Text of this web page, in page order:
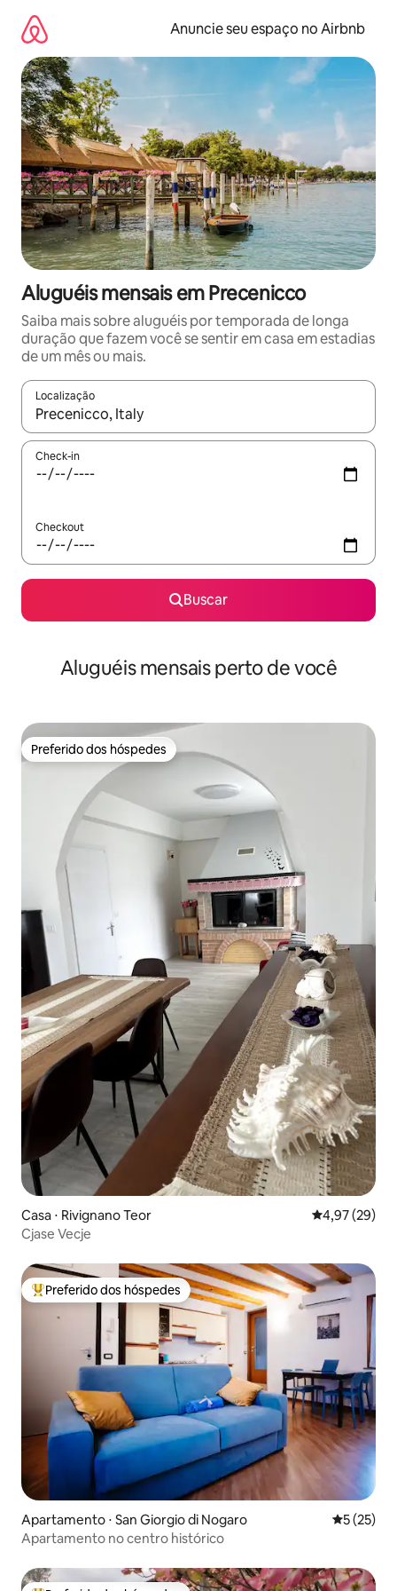
para
conteúdo
Anuncie seu espaço no Airbnb
Aluguéis mensais em Precenicco
Saiba mais sobre aluguéis por temporada de longa
duração que fazem você se sentir em casa em estadias
de um mês ou mais.
Localização
Quando os resultados estiverem disponíveis, explore-os
Check-in
Checkout
Buscar
Aluguéis mensais perto de você
Preferido dos hóspedes
Preferido dos hóspedes
Casa ⋅ Rivignano Teor 4,97 de uma
4,97 (29)
Cjase Vecje
Entre os melhores preferidos dos hóspedes
Preferido dos hóspedes
Apartamento ⋅ San Giorgio di Nogaro 5 de uma
5 (25)
Apartamento no centro histórico